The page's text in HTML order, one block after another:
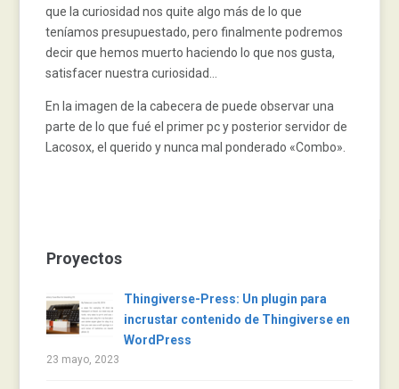
que la curiosidad nos quite algo más de lo que
teníamos presupuestado, pero finalmente podremos
decir que hemos muerto haciendo lo que nos gusta,
satisfacer nuestra curiosidad…
En la imagen de la cabecera de puede observar una
parte de lo que fué el primer pc y posterior servidor de
Lacosox, el querido y nunca mal ponderado «Combo».
Proyectos
Thingiverse-Press: Un plugin para
incrustar contenido de Thingiverse en
WordPress
23 mayo, 2023